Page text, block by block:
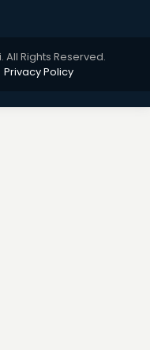
Rights Reserved.
Privacy Policy